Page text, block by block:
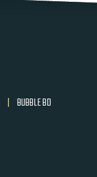
| BUBBLE BD